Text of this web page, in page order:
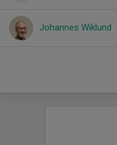
Johannes Wiklund